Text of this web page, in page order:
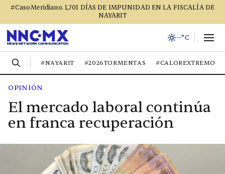
#CasoMeridiano. 1,701 DÍAS DE IMPUNIDAD EN LA FISCALÍA DE
NAYARIT
--°C
#NAYARIT #2026TORMENTAS #CALOREXTREMO
OPINIÓN
El mercado laboral continúa
en franca recuperación